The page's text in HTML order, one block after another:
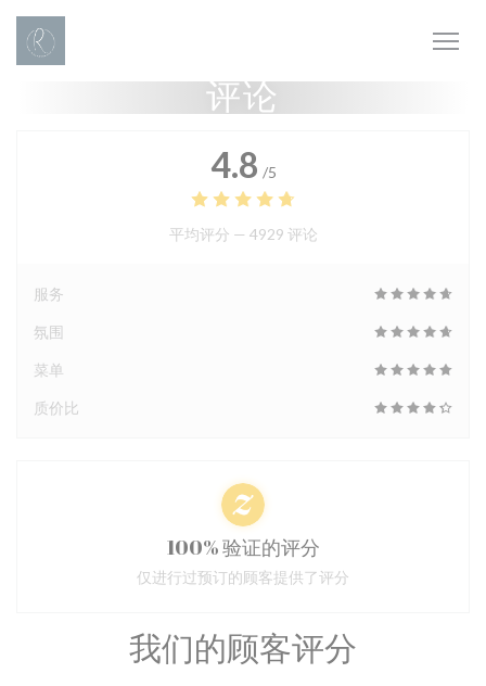
Cookie管理面板
评论
我们的顾客评分
4.8 /5
平均评分 — 4929 评论
服务
氛围
菜单
质价比
100% 验证的评分
仅进行过预订的顾客提供了评分